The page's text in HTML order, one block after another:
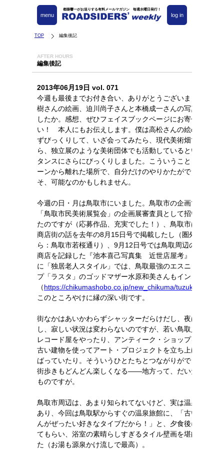
都築響一がお送りする有料メールマガジン 毎週水曜日発行！
log in
menu
TOP 編集後記
AFTER HOURS
編集後記
2013年06月19日 vol. 071
今週も最後までお付き合い、ありがとうございました。高
樹さんの絵画、迫川尚子さんと本橋成一さんの写真、いか
したか。感想、ぜひフェイスブックページにお寄せくださ
い！ 本人にもお伝えします。僕は高松さんの絵の美意識
ずびっくりして、いざ会ってみたら、現代美術畑でありな
ら、独立展のような美術団体でも活動しているという、そ
タンスにさらにびっくりしました。こういうことも、東京
ーンから離れた場所で、自分だけのやりかたができるから
そ、可能なのかもしれません。
今週の日・月は鳥取市にいました。鳥取市の企画で開催さ
「鳥取市民美術展覧会」の企画展審査員として招いていた
たのですが（応募作品、充実でした！）、鳥取市はシャッ
商店街の話を去年の8月15日号で掲載したし（圏外の街角か
ら：鳥取市若桜通り）、9月12日号では鳥取周辺の昔なが
商店を記録した『池本喜己写真集 近世店屋考』も紹介、
に「独居老人スタイル」では、鳥取最強のエスニック・シ
プ「ラスタ」のゴッドマザー水原和美さんもインタビュー
（https://chikumashobo.co.jp/new_chikuma/tuzuki/05.html
このところやけに縁の深い街です。
街なかはあいかわらずシャッターだらけだし、夜は真っ暗
し、寂しい状況は変わらないのですが、若い鳥取人たちが
レコード屋をやったり、アンティーク・ショップを開いた
古い建物を使ってアート・プロジェクトを立ち上げようと
ばっていたり。そういうひとたちとつながりができてくる
街歩きもどんどん楽しくなる――地方って、だいたいそう
ものですが。
鳥取市周辺は、あまり知られてないけど、実は温泉がいっ
あり、今回は鳥取駅からすぐの温泉旅館に、「古いけど都
んがぜったい好きなタイプだから！」と、夕食後に連れて
てもらい、浴室の素晴らしすぎるタイル壁画を堪能してき
た（お湯も源泉かけ流しで最高）。